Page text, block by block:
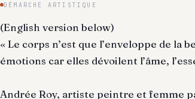
DÉMARCHE ARTISTIQUE
(English version below)
« Le corps n’est que l’enveloppe de la
émotions car elles dévoilent l’âme,
Andrée Roy, artiste peintre et femme